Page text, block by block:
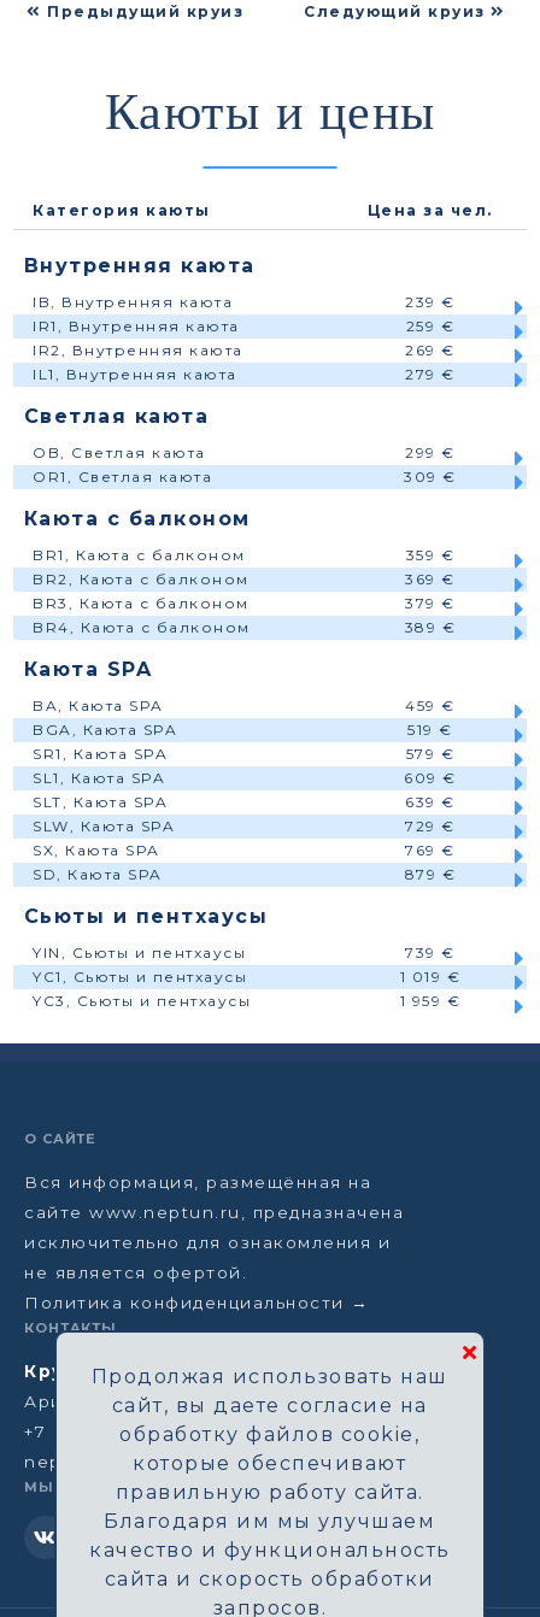
Предыдущий круиз Следующий круиз
Каюты и цены
Категория каюты Цена за чел.
Внутренняя каюта
IB, Внутренняя каюта
239 €
IR1, Внутренняя каюта
259 €
IR2, Внутренняя каюта
269 €
IL1, Внутренняя каюта
279 €
Светлая каюта
OB, Светлая каюта
299 €
OR1, Светлая каюта
309 €
Каюта с балконом
BR1, Каюта с балконом
359 €
BR2, Каюта с балконом
369 €
BR3, Каюта с балконом
379 €
BR4, Каюта с балконом
389 €
Каюта SPA
BA, Каюта SPA
459 €
BGA, Каюта SPA
519 €
SR1, Каюта SPA
579 €
SL1, Каюта SPA
609 €
SLT, Каюта SPA
639 €
SLW, Каюта SPA
729 €
SX, Каюта SPA
769 €
SD, Каюта SPA
879 €
Сьюты и пентхаусы
YIN, Сьюты и пентхаусы
739 €
YC1, Сьюты и пентхаусы
1 019 €
YC3, Сьюты и пентхаусы
1 959 €
О САЙТЕ
Вся информация, размещённая на
сайте www.neptun.ru, предназначена
исключительно для ознакомления и
не является офертой.
Политика конфиденциальности →
КОНТАКТЫ
Круизная компания Нептун
Аристарховский пер, 3/1, Москва
+7 (964) 583-14-96
neptun@aha.ru
МЫ В СЕТИ
Продолжая использовать наш
сайт, вы даете согласие на
обработку файлов cookie,
которые обеспечивают
правильную работу сайта.
Благодаря им мы улучшаем
качество и функциональность
сайта и скорость обработки
запросов.